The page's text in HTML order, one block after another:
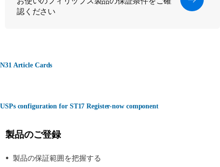
認ください
N31 Article Cards
USPs configuration for ST17 Register-now component
製品のご登録
製品の保証範囲を把握する